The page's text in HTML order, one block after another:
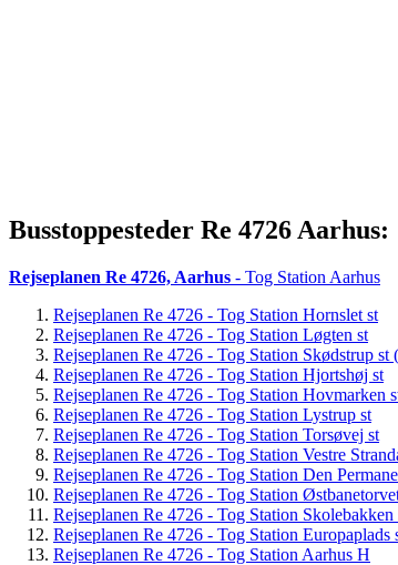
Busstoppesteder Re 4726 Aarhus:
Rejseplanen Re 4726, Aarhus - Tog Station Aarhus
Rejseplanen Re 4726 - Tog Station Hornslet st
Rejseplanen Re 4726 - Tog Station Løgten st
Rejseplanen Re 4726 - Tog Station Skødstrup st
Rejseplanen Re 4726 - Tog Station Hjortshøj st
Rejseplanen Re 4726 - Tog Station Hovmarken
Rejseplanen Re 4726 - Tog Station Lystrup st
Rejseplanen Re 4726 - Tog Station Torsøvej st
Rejseplanen Re 4726 - Tog Station Vestre
Rejseplanen Re 4726 - Tog Station Den
Rejseplanen Re 4726 - Tog Station
Rejseplanen Re 4726 - Tog Station Skolebakken
Rejseplanen Re 4726 - Tog Station Europaplads
Rejseplanen Re 4726 - Tog Station Aarhus H